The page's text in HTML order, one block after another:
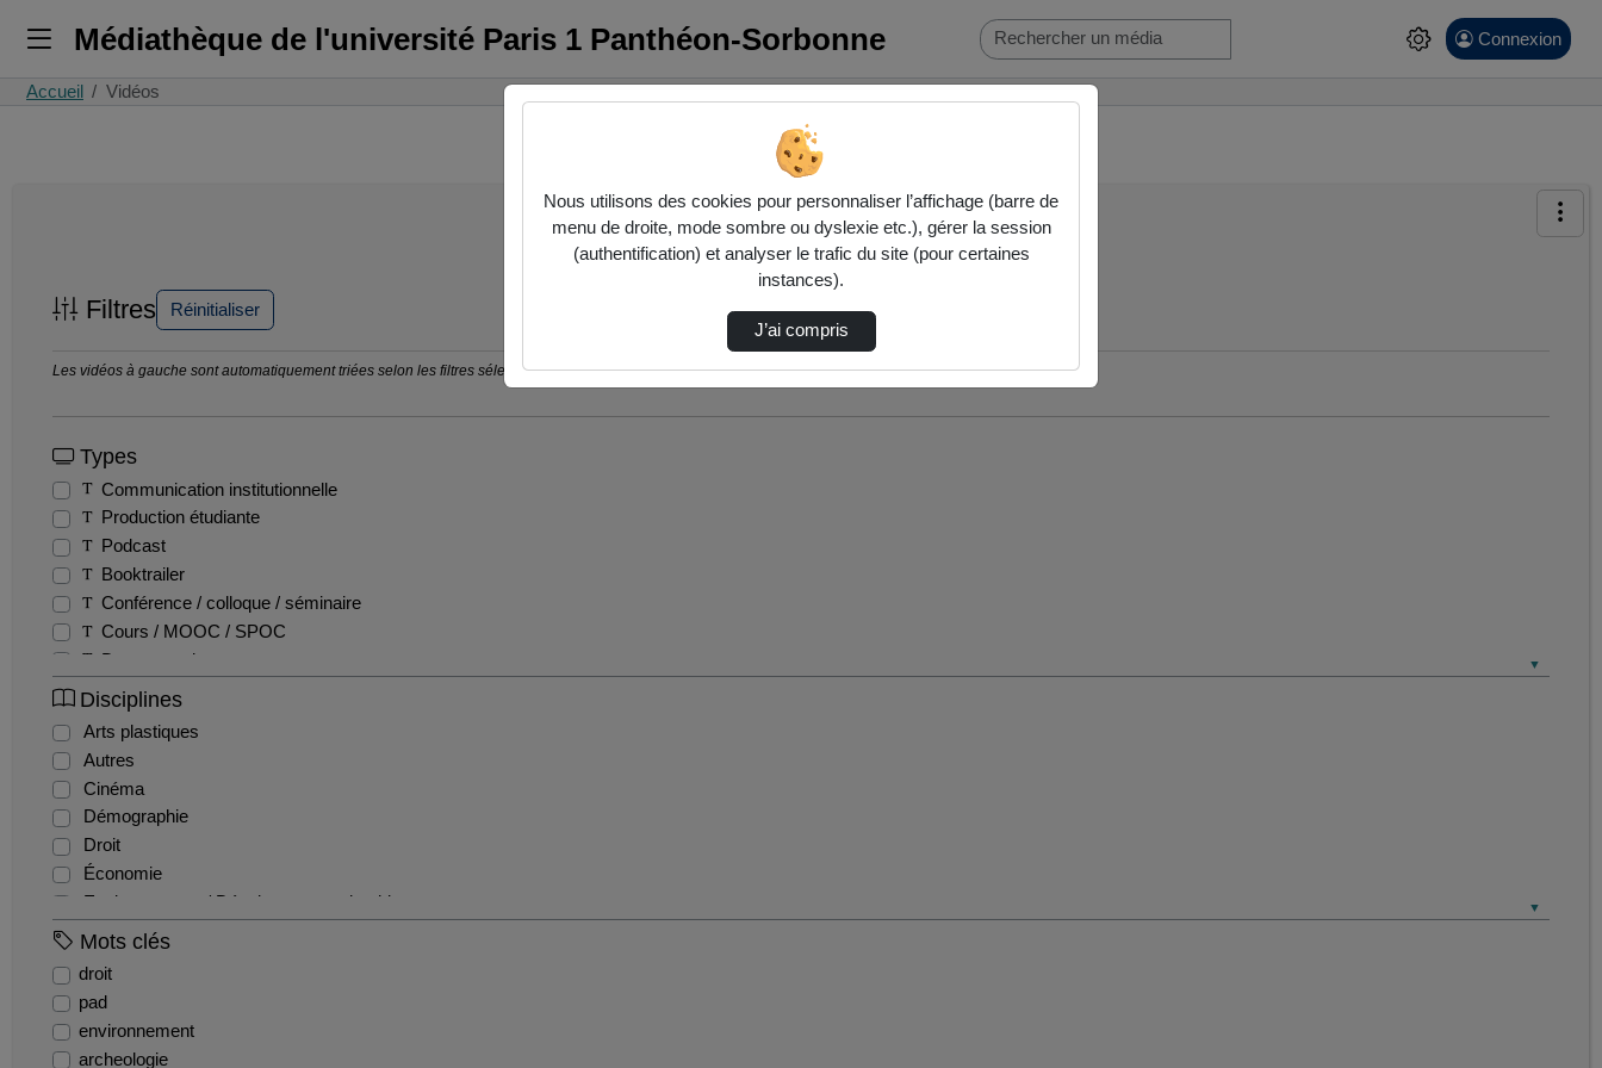
Médiathèque de l'université Paris 1 Panthéon-Sorbonne Connexion
Accueil Vidéos
Filtres Réinitialiser
Les vidéos à gauche sont automatiquement triées selon les filtres sélectionnés ci-dessous. Consultez les options pour ajuster les résultats.
Types
Communication institutionnelle
Production étudiante
Podcast
Booktrailer
Conférence / colloque / séminaire
Cours / MOOC / SPOC
Documentaire
Fiction
Entretien / Témoignage / Retour d'expérience
Autres
Reportage
Disciplines
Arts plastiques
Autres
Cinéma
Démographie
Droit
Économie
Environnement / Développement durable
EPS
Histoire
Mots clés
droit
pad
environnement
archeologie
Nous utilisons des cookies pour personnaliser l’affichage (barre de
menu de droite, mode sombre ou dyslexie etc.), gérer la session
(authentification) et analyser le trafic du site (pour certaines
instances).
J’ai compris